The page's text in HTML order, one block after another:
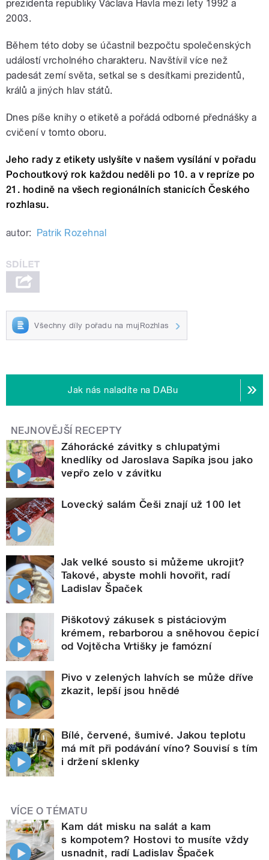
prezidenta republiky Václava Havla mezi lety 1992 a
2003.
Během této doby se účastnil bezpočtu společenských
událostí vrcholného charakteru. Navštívil více než
padesát zemí světa, setkal se s desítkami prezidentů,
králů a jiných hlav států.
Dnes píše knihy o etiketě a pořádá odborné přednášky a
cvičení v tomto oboru.
Jeho rady z etikety uslyšíte v našem vysílání v pořadu
Pochoutkový rok každou neděli po 10. a v repríze po
21. hodině na všech regionálních stanicích Českého
rozhlasu.
autor: Patrik Rozehnal
Všechny díly pořadu na mujRozhlas
Jak nás naladíte na DABu
NEJNOVĚJŠÍ RECEPTY
Záhorácké závitky s chlupatými
knedlíky od Jaroslava Sapíka jsou jako
vepřo zelo v závitku
Lovecký salám Češi znají už 100 let
Jak velké sousto si můžeme ukrojit?
Takové, abyste mohli hovořit, radí
Ladislav Špaček
Piškotový zákusek s pistáciovým
krémem, rebarborou a sněhovou čepicí
od Vojtěcha Vrtišky je famózní
Pivo v zelených lahvích se může dříve
zkazit, lepší jsou hnědé
Bílé, červené, šumivé. Jakou teplotu
má mít při podávání víno? Souvisí s tím
i držení sklenky
VÍCE O TÉMATU
Kam dát misku na salát a kam
s kompotem? Hostovi to musíte vždy
usnadnit, radí Ladislav Špaček